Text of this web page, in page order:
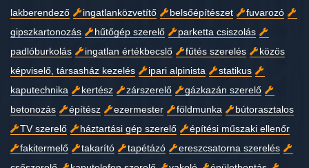
lakberendező
ingatlanközvetítő belsőépítészet
fuvarozó
gipszkartonozás
hűtőgép szerelő
parketta csiszolás
padlóburkolás
ingatlan értékbecslő fűtés szerelés
közös
képviselő, társasház kezelés
ipari alpinista
statikus
kaputechnika
kertész zárszerelő
gázkazán szerelő
betonozás
építész ezermester földmunka
bútorasztalos
TV szerelő
háztartási gép szerelő
építési műszaki ellenőr
fakitermelő
takarító tapétázó
ereszcsatorna szerelés